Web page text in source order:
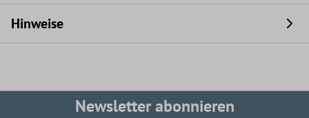
Hinweise
Newsletter abonnieren